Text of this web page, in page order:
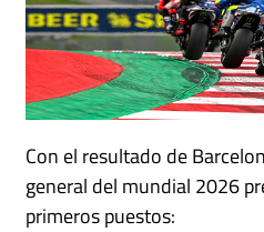
Con el resultado de
general del mundial 2026
primeros puestos: